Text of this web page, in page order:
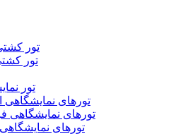
تور
تور
تور
تورهای نمایشگاهی
تورهای نمایشگاهی
تورهای نمایشگاهی